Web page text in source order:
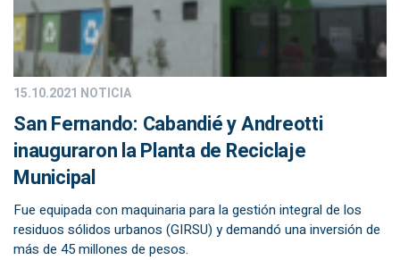
15.10.2021 NOTICIA
San Fernando: Cabandié y Andreotti
inauguraron la Planta de Reciclaje
Municipal
Fue equipada con maquinaria para la gestión integral de los
residuos sólidos urbanos (GIRSU) y demandó una inversión de
más de 45 millones de pesos.